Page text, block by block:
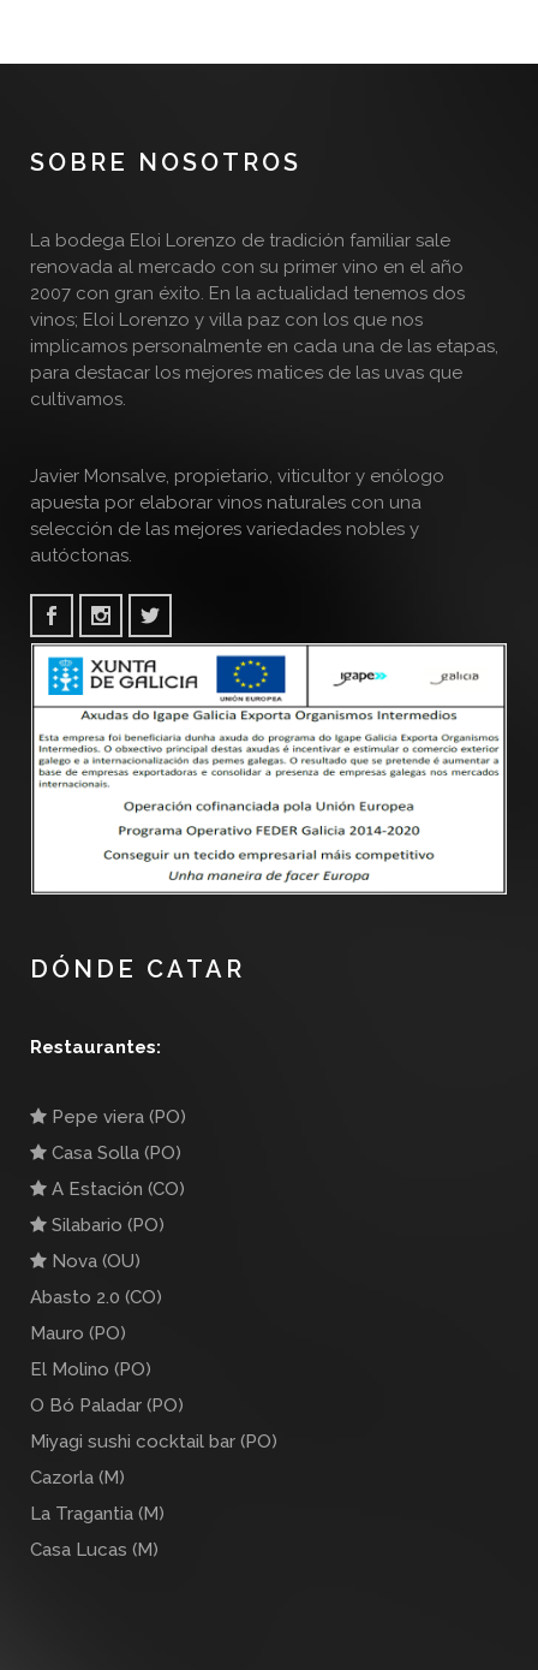
SOBRE NOSOTROS
La bodega Eloi Lorenzo de tradición familiar sale
renovada al mercado con su primer vino en el año
2007 con gran éxito. En la actualidad tenemos dos
vinos; Eloi Lorenzo y villa paz con los que nos
implicamos personalmente en cada una de las etapas,
para destacar los mejores matices de las uvas que
cultivamos.
Javier Monsalve, propietario, viticultor y enólogo
apuesta por elaborar vinos naturales con una
selección de las mejores variedades nobles y
autóctonas.
DÓNDE CATAR
Restaurantes:
Pepe viera (PO)
Casa Solla (PO)
A Estación (CO)
Silabario (PO)
Nova (OU)
Abasto 2.0 (CO)
Mauro (PO)
El Molino (PO)
O Bó Paladar (PO)
Miyagi sushi cocktail bar (PO)
Cazorla (M)
La Tragantia (M)
Casa Lucas (M)